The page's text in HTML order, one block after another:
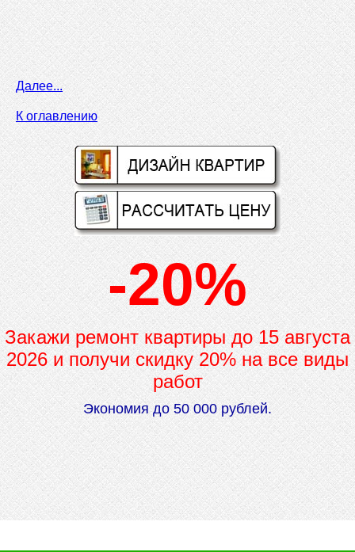
Далее...
К оглавлению
-20%
Закажи ремонт квартиры до15 августа
2026 и получи скидку 20% на все виды
работ
Экономия до 50 000 рублей.